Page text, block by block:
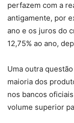
perfazem com a
antigamente, por
ano e os juros do
12,75% ao ano,
Uma outra
maioria dos
nos bancos
volume superior